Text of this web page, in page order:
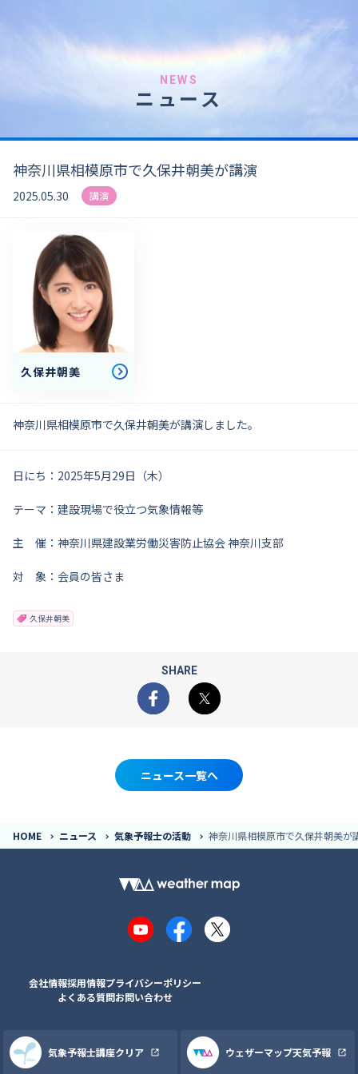
NEWS
ニュース
神奈川県相模原市で久保井朝美が講演
2025.05.30 講演
久保井朝美
神奈川県相模原市で久保井朝美が講演しました。
日にち：2025年5月29日（木）
テーマ：建設現場で役立つ気象情報等
主 催：神奈川県建設業労働災害防止協会 神奈川支部
対 象：会員の皆さま
久保井朝美
SHARE
Facebook
X
ニュース一覧へ
HOME ニュース 気象予報士の活動 神奈川県相模原市で久保井朝美が
YouTubeFacebook
X
会社情報採用情報プライバシーポリシー
よくある質問お問い合わせ
気象予報士講座クリア ウェザーマップ天気予報